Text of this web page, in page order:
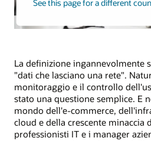
See this page for a different
La definizione ingannevolmente
"dati che lasciano una rete".
monitoraggio e il controllo
stato una questione semplice. E
mondo dell'e-commerce,
cloud e della crescente minaccia
professionisti IT e i manager